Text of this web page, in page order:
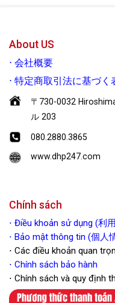
About US
⋅ 会社概要
⋅ 特定商取引法に基づく
〒730-0032
ル 203
080.2880.3865
www.dhp247.com
Chính sách
⋅ Điều khoản sử dụng (利
⋅ Bảo mật thông tin (個人
⋅ Các điều khoản quan
⋅ Chính sách bảo hành
⋅ Chính sách và quy định